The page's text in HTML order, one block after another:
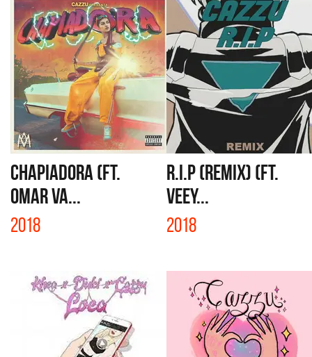
CHAPIADORA (FT.
OMAR VA...
2018
R.I.P (REMIX) (FT.
VEEY...
2018